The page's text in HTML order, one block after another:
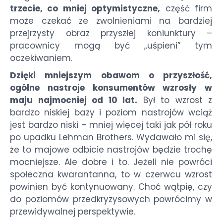
trzecie, co mniej optymistyczne, część firm
może czekać ze zwolnieniami na bardziej
przejrzysty obraz przyszłej koniunktury –
pracownicy mogą być „uśpieni” tym
oczekiwaniem.
Dzięki mniejszym obawom o przyszłość,
ogólne nastroje konsumentów wzrosły w
maju najmocniej od 10 lat. Był to wzrost z
bardzo niskiej bazy i poziom nastrojów wciąż
jest bardzo niski – mniej więcej taki jak pół roku
po upadku Lehman Brothers. Wydawało mi się,
że to majowe odbicie nastrojów będzie trochę
mocniejsze. Ale dobre i to. Jeżeli nie powróci
społeczna kwarantanna, to w czerwcu wzrost
powinien być kontynuowany. Choć wątpię, czy
do poziomów przedkryzysowych powrócimy w
przewidywalnej perspektywie.